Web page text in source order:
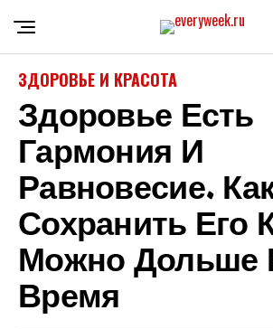
ЗДОРОВЬЕ И КРАСОТА
Здоровье Есть
Гармония И
Равновесие.
Сохранить Его
Можно Дольше
Время